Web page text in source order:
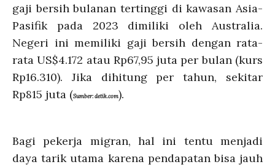
gaji bersih bulanan tertinggi di kawasan Asia-
Pasifik pada 2023 dimiliki oleh Australia.
Negeri ini memiliki gaji bersih dengan rata-
rata US$4.172 atau Rp67,95 juta per bulan (kurs
Rp16.310). Jika dihitung per tahun, sekitar
Rp815 juta (Sumber: detik.com).
Bagi pekerja migran, hal ini tentu menjadi
daya tarik utama karena pendapatan bisa jauh